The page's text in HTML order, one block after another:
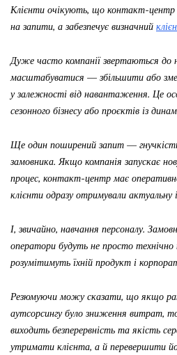
Клієнти очікують, що контакт-центр
на запити, а забезпечує визначний
Дуже часто компанії звертаються до
масштабуватися — збільшити або
у залежності від навантаження. Це
сезонного бізнесу або проєктів із
Ще один поширений запит —
замовника. Якщо компанія запускає
процес, контакт-центр має
клієнти одразу отримували актуальну
І, звичайно, навчання персоналу.
оператори будуть не просто технічно
розумітимуть їхній продукт і
Резюмуючи можу сказати, що якщо
аутсорсингу було зниження витрат,
виходить безперервність та якість
утримати клієнта, а й перевершити